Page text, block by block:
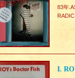
83年
I.